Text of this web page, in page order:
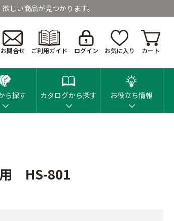
しい商品が見つかります。
お問合せ ご利用ガイド ログイン お気に入り カート
ら探す カタログから探す お役立ち情報
用 HS-801